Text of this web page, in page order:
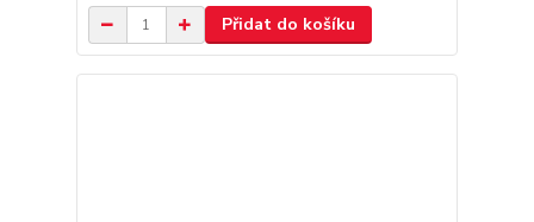
Přidat do košíku